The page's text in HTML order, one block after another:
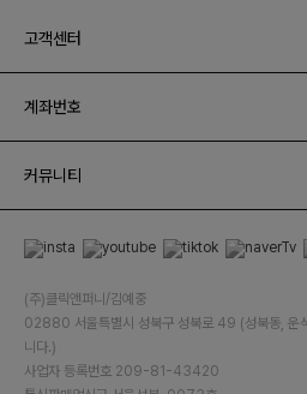
고객센터
계좌번호
커뮤니티
(주)클릭앤퍼니/김예중
02880 서울특별시 성북구 성북로 49 (성북동, 운
니다.)
사업자 등록번호 209-81-43420